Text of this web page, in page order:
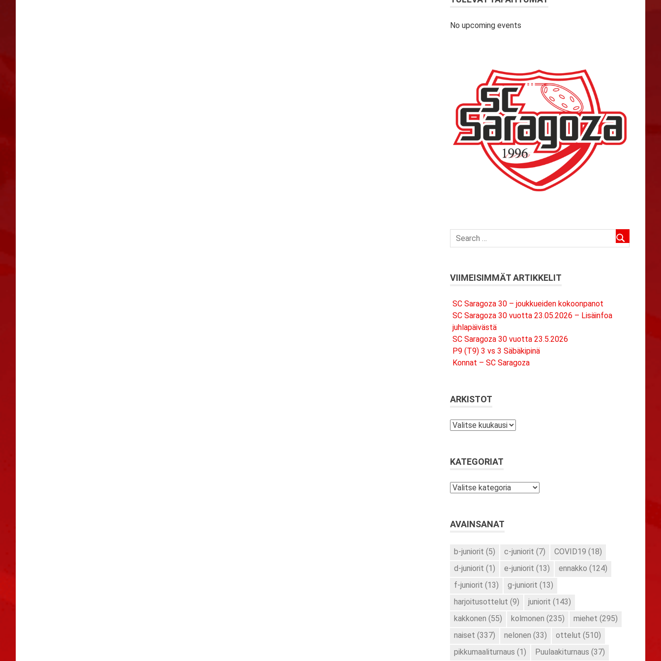
No upcoming events
VIIMEISIMMÄT ARTIKKELIT
SC Saragoza 30 – joukkueiden kokoonpanot
SC Saragoza 30 vuotta 23.05.2026 – Lisäinfoa
juhlapäivästä
SC Saragoza 30 vuotta 23.5.2026
P9 (T9) 3 vs 3 Säbäkipinä
Konnat – SC Saragoza
ARKISTOT
Arkistot
KATEGORIAT
Kategoriat
AVAINSANAT
b-juniorit (5) c-juniorit (7) COVID19 (18)
d-juniorit (1) e-juniorit (13) ennakko (124)
f-juniorit (13) g-juniorit (13)
harjoitusottelut (9) juniorit (143)
kakkonen (55) kolmonen (235) miehet (295)
naiset (337) nelonen (33) ottelut (510)
pikkumaaliturnaus (1) Puulaakiturnaus (37)